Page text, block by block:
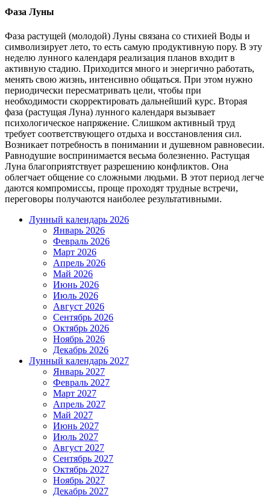
Фаза Луны
Фаза растущей (молодой) Луны связана со стихией Воды и
символизирует лето, то есть самую продуктивную пору. В эту
неделю лунного календаря реализация планов входит в
активную стадию. Приходится много и энергично работать,
менять свою жизнь, интенсивно общаться. При этом нужно
периодически пересматривать цели, чтобы при
необходимости скорректировать дальнейший курс. Вторая
фаза (растущая Луна) лунного календаря вызывает
психологическое напряжение. Слишком активный труд
требует соответствующего отдыха и восстановления сил.
Возникает потребность в понимании и душевном равновесии.
Равнодушие воспринимается весьма болезненно. Растущая
Луна благоприятствует разрешению конфликтов. Она
облегчает общение со сложными людьми. В этот период легче
даются компромиссы, проще проходят трудные встречи,
переговоры получаются наиболее результативными.
Лунный календарь 2026
Январь 2026
Февраль 2026
Март 2026
Апрель 2026
Май 2026
Июнь 2026
Июль 2026
Август 2026
Сентябрь 2026
Октябрь 2026
Ноябрь 2026
Декабрь 2026
Лунный календарь 2027
Январь 2027
Февраль 2027
Март 2027
Апрель 2027
Май 2027
Июнь 2027
Июль 2027
Август 2027
Сентябрь 2027
Октябрь 2027
Ноябрь 2027
Декабрь 2027